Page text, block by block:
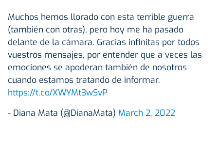
Muchos hemos llorado con esta terrible guerra
(también con otras), pero hoy me ha pasado
delante de la cámara. Gracias infinitas por todos
vuestros mensajes, por entender que a veces las
emociones se apoderan también de nosotros
cuando estamos tratando de informar.
https://t.co/XWYMt3wSvP
- Diana Mata (@DianaMata) March 2, 2022